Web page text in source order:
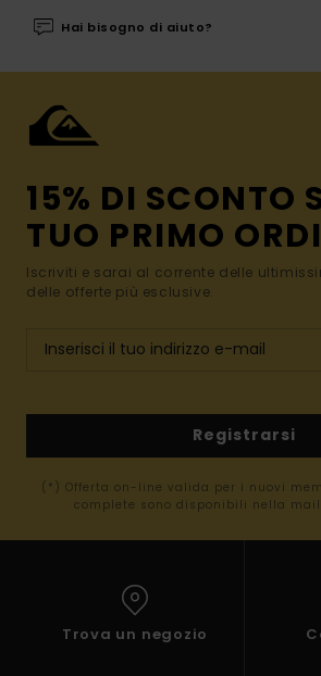
Hai bisogno di aiuto?
15% DI SCONTO
TUO PRIMO
Iscriviti e sarai al corrente delle
delle offerte più esclusive.
Registrarsi
(*) Offerta on-line valida per i nuovi
complete sono disponibili nella
Trova un negozio